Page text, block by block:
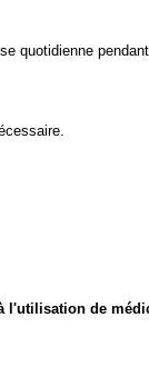
quotidienne
de